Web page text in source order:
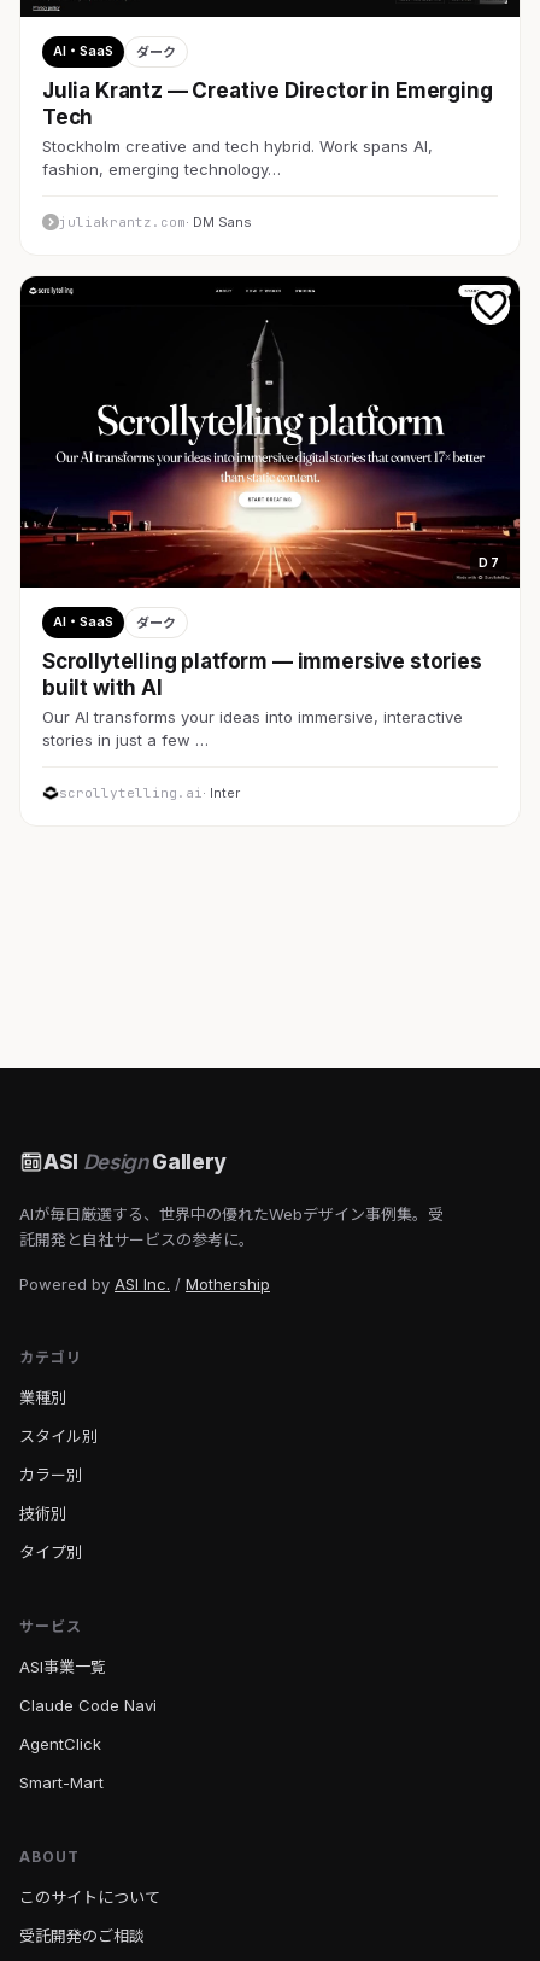
AI・SaaS ダーク
Julia Krantz — Creative Director in Emerging
Tech
Stockholm creative and tech hybrid. Work spans AI,
fashion, emerging technology…
juliakrantz.com· DM Sans
D 7
AI・SaaS ダーク
Scrollytelling platform — immersive stories
built with AI
Our AI transforms your ideas into immersive, interactive
stories in just a few …
scrollytelling.ai· Inter
ASI DesignGallery
AIが毎日厳選する、世界中の優れたWebデザイン事例集。受
託開発と自社サービスの参考に。
Powered by ASI Inc. / Mothership
カテゴリ
業種別
スタイル別
カラー別
技術別
タイプ別
サービス
ASI事業一覧
Claude Code Navi
AgentClick
Smart-Mart
ABOUT
このサイトについて
受託開発のご相談